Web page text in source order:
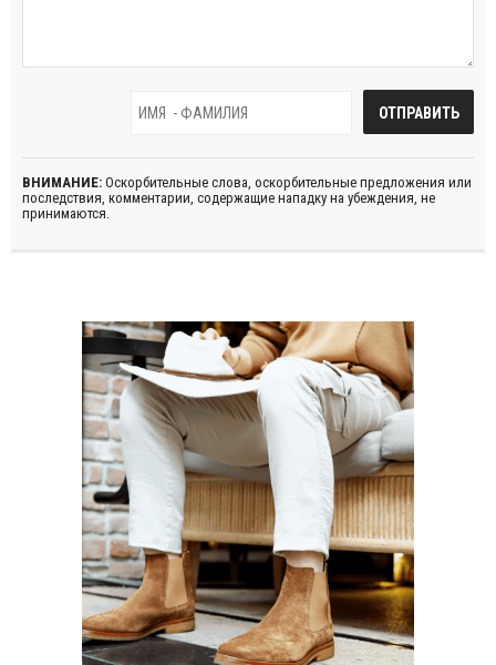
ВНИМАНИЕ: Оскорбительные слова, оскорбительные предложения или
последствия, комментарии, содержащие нападку на убеждения, не
принимаются.